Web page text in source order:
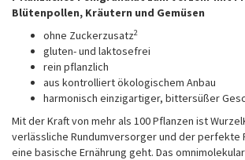
Blütenpollen, Kräutern und Gemüsen
ohne Zuckerzusatz2
gluten- und laktosefrei
rein pflanzlich
aus kontrolliert ökologischem Anbau
harmonisch einzigartiger, bittersüßer
Mit der Kraft von mehr als 100 Pflanzen ist
verlässliche Rundumversorger und der perfekte
eine basische Ernährung geht. Das